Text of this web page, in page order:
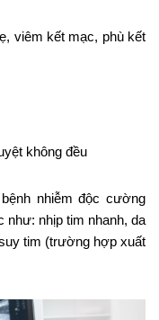
viêm kết mạc, phù kết
không đều
nhiễm độc cường
như: nhịp tim nhanh, da
tim (trường hợp xuất